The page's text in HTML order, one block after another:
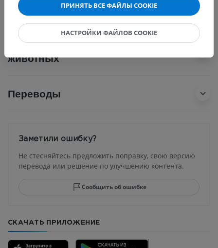
Сравнительная анатомия
животных
Переводы
Заметили ошибку?
Не стесняйтесь предложить поправку, свою версию
перевода или решение по улучшению контента.
Сообщить об ошибке
СКАЧАТЬ ПРИЛОЖЕНИЕ
ПРИНЯТЬ ВСЕ ФАЙЛЫ COOKIE
НАСТРОЙКИ ФАЙЛОВ COOKIE